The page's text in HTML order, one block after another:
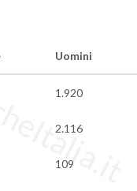
Uomini
1.920
2.116
109